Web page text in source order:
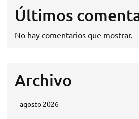
Últimos
No hay comentarios que mostrar.
Archivo
agosto 2026